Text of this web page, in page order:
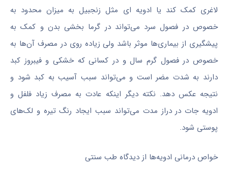
لاغری کمک کند یا ادویه ای مثل زنجبیل به میزان محدود به
خصوص در فصول سرد می‌تواند در گرما بخشی بدن و کمک به
پیشگیری از بیماری‌ها موثر باشد ولی زیاده‌ روی در مصرف آن‌ها به
خصوص در فصول گرم سال و در کسانی که خشکی و فیبروز کبد
دارند به شدت مضر است و می‌تواند سبب آسیب به کبد شود و
نتیجه عکس دهد. نکته دیگر اینکه عادت به مصرف زیاد فلفل و
ادویه‌ جات در دراز مدت می‌تواند سبب ایجاد رنگ تیره و لک‌های
پوستی شود.
خواص درمانی ادویه‌ها از دیدگاه طب سنتی